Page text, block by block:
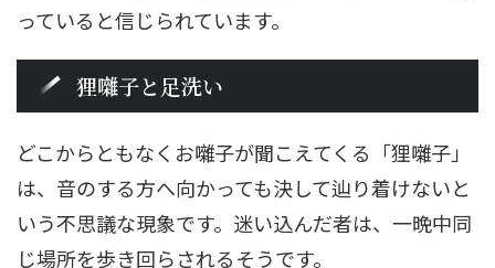
っていると信じられています。
狸囃子と足洗い
どこからともなくお囃子が聞こえてくる「狸囃子」
は、音のする方へ向かっても決して辿り着けないと
いう不思議な現象です。迷い込んだ者は、一晩中同
じ場所を歩き回らされるそうです。